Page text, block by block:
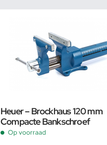
Heuer – Brockhaus 120 mm
Compacte Bankschroef
Op voorraad